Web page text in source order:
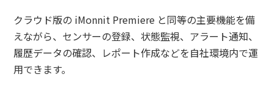
クラウド版の iMonnit Premiere と同等の主要機能を備
えながら、センサーの登録、状態監視、アラート通知、
履歴データの確認、レポート作成などを自社環境内で運
用できます。